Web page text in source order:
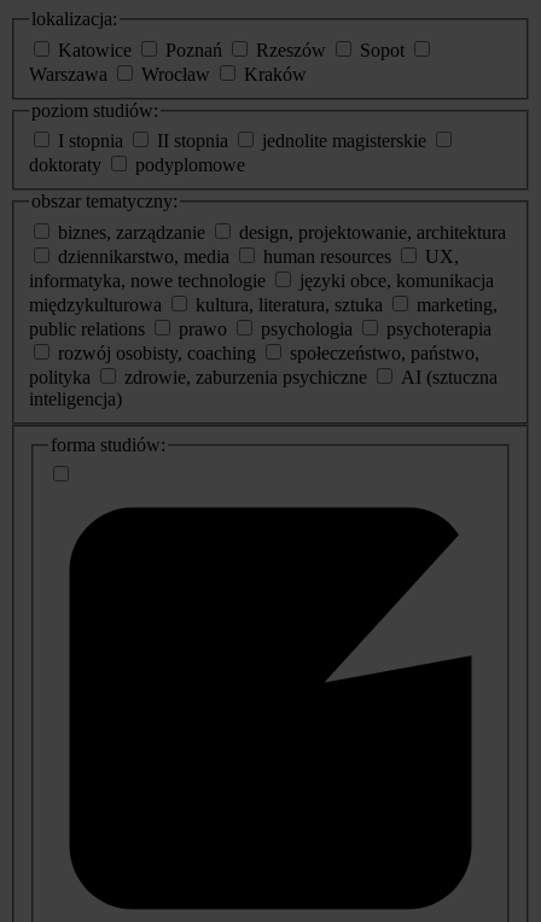
lokalizacja:
Katowice
Poznań Rzeszów
Sopot
Warszawa
Wrocław
Kraków
poziom studiów:
I stopnia
II stopnia
jednolite magisterskie
doktoraty
podyplomowe
obszar tematyczny:
biznes, zarządzanie
design, projektowanie, architektura
dziennikarstwo, media
human resources
UX,
informatyka, nowe technologie
języki obce, komunikacja
międzykulturowa
kultura, literatura, sztuka
marketing,
public relations
prawo psychologia
psychoterapia
rozwój osobisty, coaching
społeczeństwo, państwo,
polityka
zdrowie, zaburzenia psychiczne
AI (sztuczna
inteligencja)
dodatkowe
informacje
forma studiów: